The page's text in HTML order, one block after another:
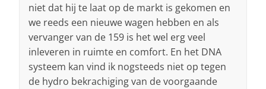
niet dat hij te laat op de markt is gekomen en
we reeds een nieuwe wagen hebben en als
vervanger van de 159 is het wel erg veel
inleveren in ruimte en comfort. En het DNA
systeem kan vind ik nogsteeds niet op tegen
de hydro bekrachiging van de voorgaande